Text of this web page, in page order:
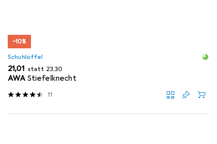
−10%
Schuhlöffel
EUR
21,01 statt EUR
23,30
AWA Stiefelknecht
11